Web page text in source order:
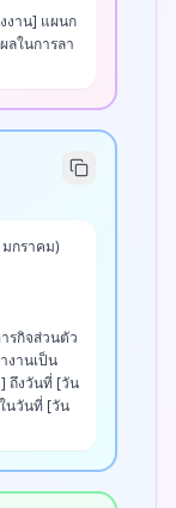
งาน] แผนก
ลในการลา
น/ปี] (รวม 2
นงานดังนี้:
พท์]
กราคม)
รกิจส่วนตัว
งานเป็น
ถึงวันที่ [วัน
นวันที่ [วัน
ณ [ชื่อผู้รับ
ารที่จำเป็น